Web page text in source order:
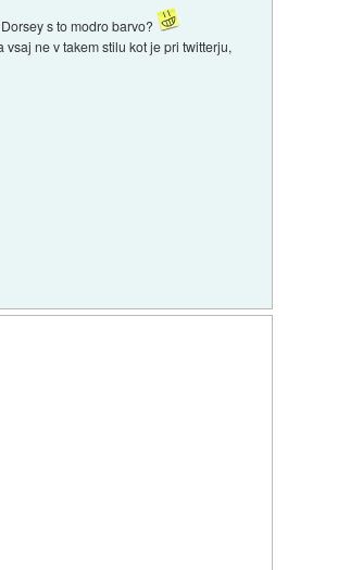
s to modro barvo?
ne v takem stilu kot je pri twitterju,